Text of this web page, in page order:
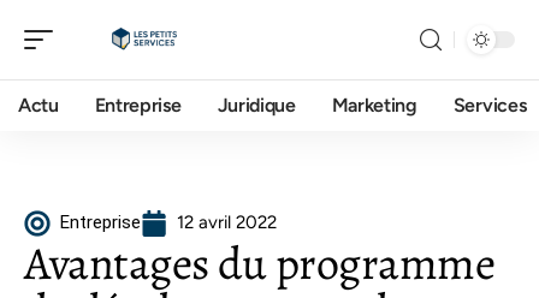
Actu Entreprise Juridique Marketing Services
Entreprise 12 avril 2022
Avantages du programme